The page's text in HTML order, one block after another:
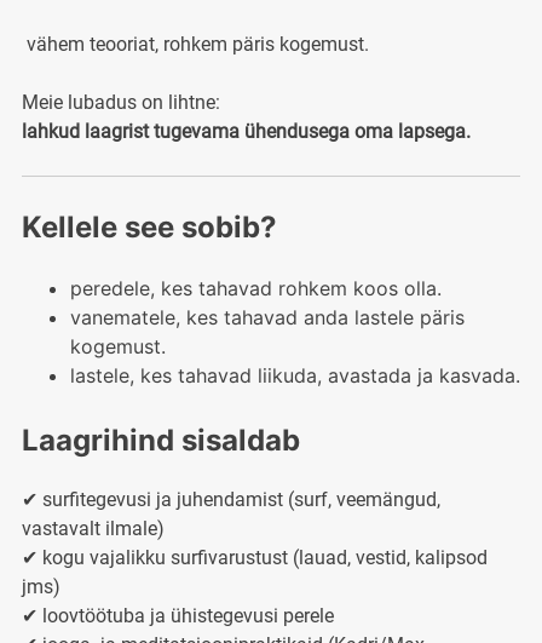
vähem teooriat, rohkem päris kogemust.
Meie lubadus on lihtne:
lahkud laagrist tugevama ühendusega oma lapsega.
Kellele see sobib?
peredele, kes tahavad rohkem koos olla.
vanematele, kes tahavad anda lastele päris
kogemust.
lastele, kes tahavad liikuda, avastada ja kasvada.
Laagrihind sisaldab
✔ surfitegevusi ja juhendamist (surf, veemängud,
vastavalt ilmale)
✔ kogu vajalikku surfivarustust (lauad, vestid, kalipsod
jms)
✔ loovtöötuba ja ühistegevusi perele